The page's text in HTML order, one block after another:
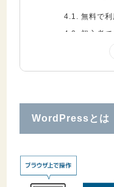
4.1. 無料で
4.2.
初心者
イプに対応
4.6.Web上
5.WordPressの
WordPressとは